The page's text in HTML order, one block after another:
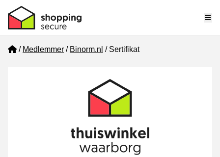
Home
Medlemmer Binorm.nl Sertifikat